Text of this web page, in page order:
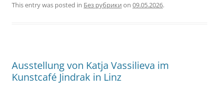
This entry was posted in Без рубрики on 09.05.2026.
Ausstellung von Katja Vassilieva im
Kunstcafé Jindrak in Linz